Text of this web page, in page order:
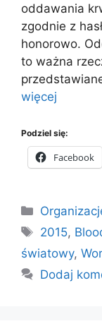
oddawania
zgodnie z
honorowo.
to ważna
więcej
Podziel się:
Facebook
Kategorie
Tagi
2015,
światowy,
Dodaj